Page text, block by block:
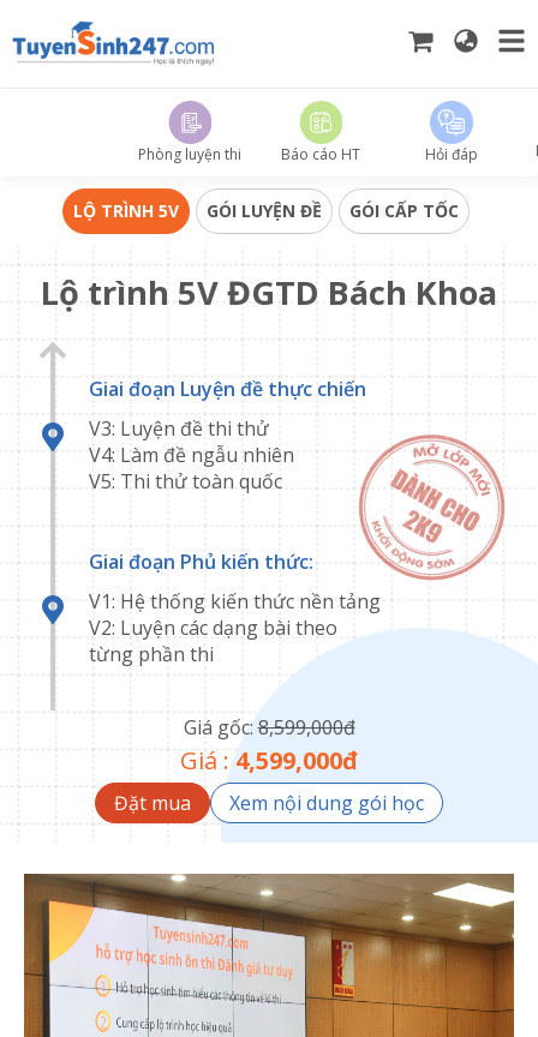
Phòng luyện thi Báo cáo HT Hỏi đáp
LỘ TRÌNH 5V GÓI LUYỆN ĐỀ GÓI CẤP TỐC
Lộ trình 5V ĐGTD Bách Khoa
Giai đoạn Luyện đề thực chiến
V3: Luyện đề thi thử
V4: Làm đề ngẫu nhiên
V5: Thi thử toàn quốc
Giai đoạn Phủ kiến thức:
V1: Hệ thống kiến thức nền tảng
V2: Luyện các dạng bài theo
từng phần thi
Giá gốc:8,599,000đ
Giá :4,599,000đ
Đặt mua Xem nội dung gói học